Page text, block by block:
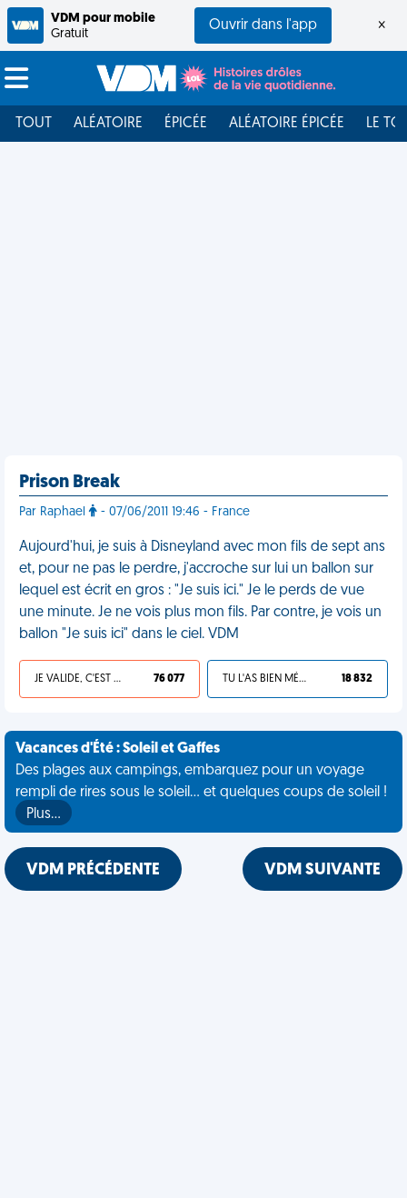
VDM pour mobile
Gratuit
Ouvrir dans l'app ×
TOUT ALÉATOIRE ÉPICÉE ALÉATOIRE ÉPICÉE LE
Prison Break
Par Raphael - 07/06/2011 19:46 - France
Aujourd'hui, je suis à Disneyland avec mon fils de sept ans
et, pour ne pas le perdre, j'accroche sur lui un ballon sur
lequel est écrit en gros : "Je suis ici." Je le perds de vue
une minute. Je ne vois plus mon fils. Par contre, je vois un
ballon "Je suis ici" dans le ciel. VDM
JE VALIDE, C'EST UNE VDM 76 077 TU L'AS BIEN MÉRITÉ 18 832
Vacances d'Été : Soleil et Gaffes
Des plages aux campings, embarquez pour un voyage
rempli de rires sous le soleil... et quelques coups de soleil !
Plus…
VDM PRÉCÉDENTE VDM SUIVANTE